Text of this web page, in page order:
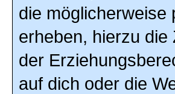
die möglicherweise
erheben, hierzu
der
auf dich oder die